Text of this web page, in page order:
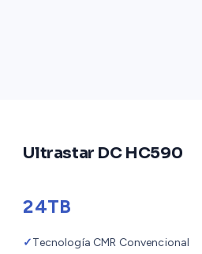
Ultrastar DC HC590
24TB
✓Tecnología CMR Convencional